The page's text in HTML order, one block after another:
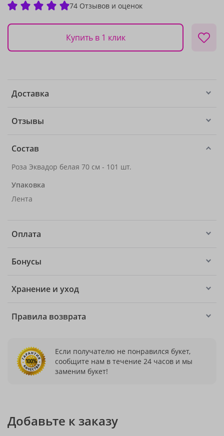
74 Отзывов и оценок
Купить в 1 клик
Доставка
Отзывы
Состав
Роза Эквадор белая 70 см - 101 шт.
Упаковка
Лента
Оплата
Бонусы
Хранение и уход
Правила возврата
Если получателю не понравился букет,
сообщите нам в течение 24 часов и мы
заменим букет!
Добавьте к заказу